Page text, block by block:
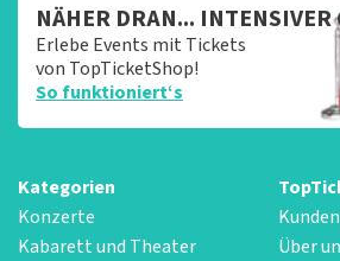
NÄHER DRAN... INTENSIVER
Erlebe Events mit Tickets
von TopTicketShop!
So funktioniert‘s
Kategorien
Konzerte
Kabarett und Theater
Über